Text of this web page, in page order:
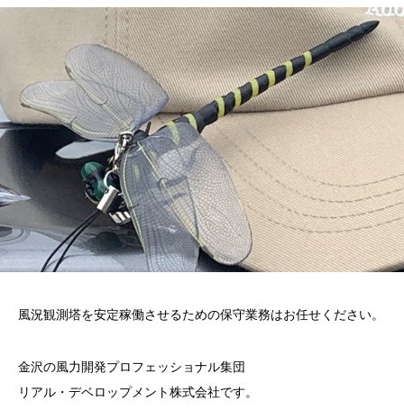
風況観測塔を安定稼働させるための保守業務はお任せください。
金沢の風力開発プロフェッショナル集団
リアル・デベロップメント株式会社です。